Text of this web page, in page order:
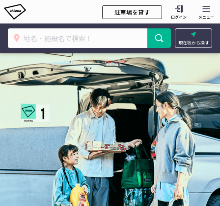
駐車場を貸す
ログイン メニュー
現在地から探す